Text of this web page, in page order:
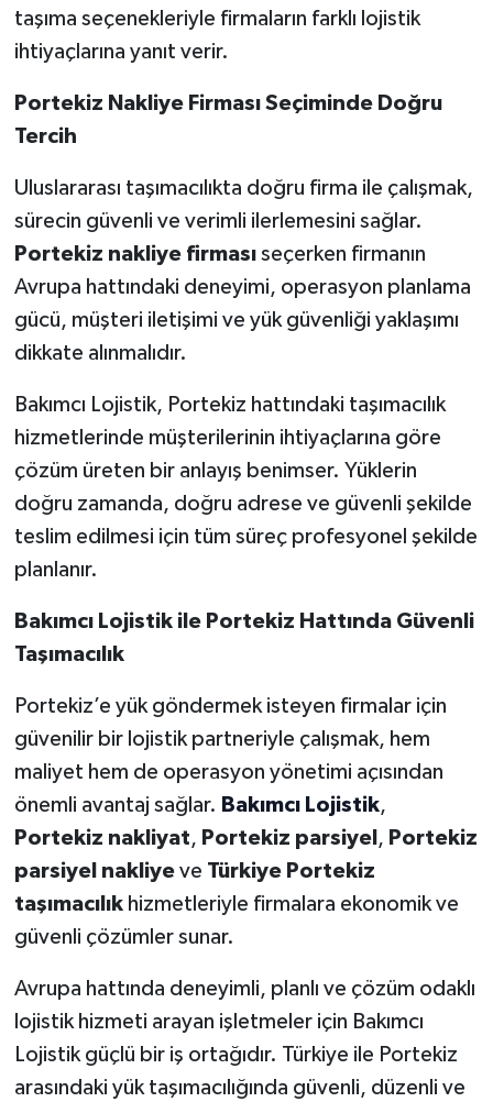
taşıma seçenekleriyle firmaların farklı lojistik
ihtiyaçlarına yanıt verir.
Portekiz Nakliye Firması Seçiminde Doğru
Tercih
Uluslararası taşımacılıkta doğru firma ile çalışmak,
sürecin güvenli ve verimli ilerlemesini sağlar.
Portekiz nakliye firmasıseçerken firmanın
Avrupa hattındaki deneyimi, operasyon planlama
gücü, müşteri iletişimi ve yük güvenliği yaklaşımı
dikkate alınmalıdır.
Bakımcı Lojistik, Portekiz hattındaki taşımacılık
hizmetlerinde müşterilerinin ihtiyaçlarına göre
çözüm üreten bir anlayış benimser. Yüklerin
doğru zamanda, doğru adrese ve güvenli şekilde
teslim edilmesi için tüm süreç profesyonel şekilde
planlanır.
Bakımcı Lojistik ile Portekiz Hattında Güvenli
Taşımacılık
Portekiz’e yük göndermek isteyen firmalar için
güvenilir bir lojistik partneriyle çalışmak, hem
maliyet hem de operasyon yönetimi açısından
önemli avantaj sağlar. Bakımcı Lojistik,
Portekiz nakliyat, Portekiz parsiyel , Portekiz
parsiyel nakliyeve Türkiye Portekiz
taşımacılıkhizmetleriyle firmalara ekonomik ve
güvenli çözümler sunar.
Avrupa hattında deneyimli, planlı ve çözüm odaklı
lojistik hizmeti arayan işletmeler için Bakımcı
Lojistik güçlü bir iş ortağıdır. Türkiye ile Portekiz
arasındaki yük taşımacılığında güvenli, düzenli ve